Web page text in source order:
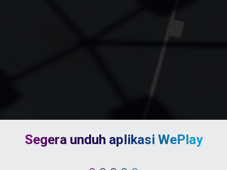
Segera unduh aplikasi WePlay